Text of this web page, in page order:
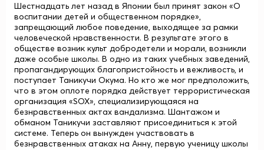
Шестнадцать лет назад в Японии был принят закон «О
воспитании детей и общественном порядке»,
запрещающий любое поведение, выходящее за рамки
человеческой нравственности. В результате этого в
обществе возник культ добродетели и морали, возникли
даже особые школы. В одно из таких учебных заведений,
пропагандирующих благопристойность и вежливость, и
поступает Таникучи Окума. Но кто же мог предположить,
что в этом оплоте порядка действует террористическая
организация «SOX», специализирующаяся на
безнравственных актах вандализма. Шантажом и
обманом Таникучи заставляют присоединиться к этой
системе. Теперь он вынужден участвовать в
безнравственных атаках на Анну, первую ученицу школы